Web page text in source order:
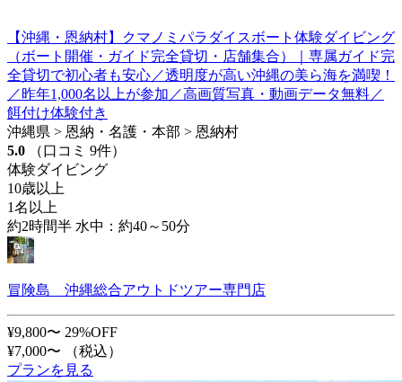
【沖縄・恩納村】クマノミパラダイスボート体験ダイビング
（ボート開催・ガイド完全貸切・店舗集合）｜専属ガイド完
全貸切で初心者も安心／透明度が高い沖縄の美ら海を満喫！
／昨年1,000名以上が参加／高画質写真・動画データ無料／
餌付け体験付き
沖縄県 > 恩納・名護・本部 > 恩納村
5.0
（口コミ 9件）
体験ダイビング
10歳以上
1名以上
約2時間半 水中：約40～50分
冒険島 沖縄総合アウトドツアー専門店
¥9,800〜 29%OFF
¥7,000〜
（税込）
プランを見る